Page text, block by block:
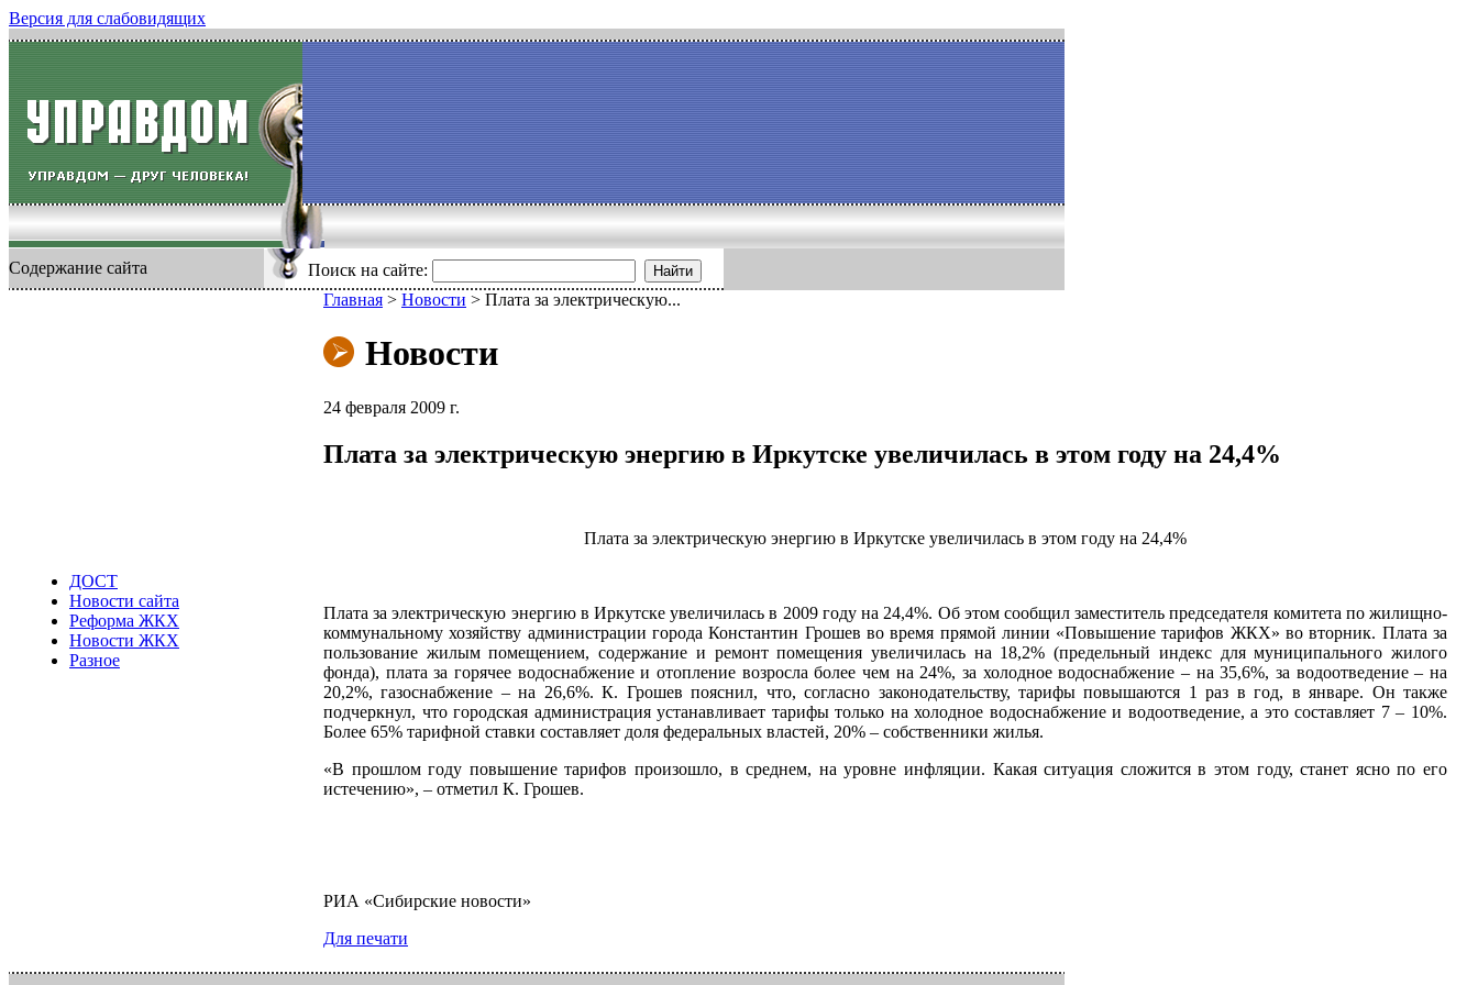
Версия для слабовидящих
Содержание сайта Поиск на сайте: Найти
ДОСТ
Новости сайта
Реформа ЖКХ
Новости ЖКХ
Разное
Главная > Новости > Плата за электрическую...
Новости
24 февраля 2009 г.
Плата за электрическую энергию в Иркутске увеличилась в этом году на 24,4%
Плата за электрическую энергию в Иркутске увеличилась в этом году на 24,4%
Плата за электрическую энергию в Иркутске увеличилась в 2009 году на 24,4%. Об этом сообщил заместитель председателя комитета по жилищно-
коммунальному хозяйству администрации города Константин Грошев во время прямой линии «Повышение тарифов ЖКХ» во вторник. Плата за
пользование жилым помещением, содержание и ремонт помещения увеличилась на 18,2% (предельный индекс для муниципального жилого
фонда), плата за горячее водоснабжение и отопление возросла более чем на 24%, за холодное водоснабжение – на 35,6%, за водоотведение – на
20,2%, газоснабжение – на 26,6%. К. Грошев пояснил, что, согласно законодательству, тарифы повышаются 1 раз в год, в январе. Он также
подчеркнул, что городская администрация устанавливает тарифы только на холодное водоснабжение и водоотведение, а это составляет 7 – 10%.
Более 65% тарифной ставки составляет доля федеральных властей, 20% – собственники жилья.
«В прошлом году повышение тарифов произошло, в среднем, на уровне инфляции. Какая ситуация сложится в этом году, станет ясно по его
истечению», – отметил К. Грошев.
РИА «Сибирские новости»
Для печати